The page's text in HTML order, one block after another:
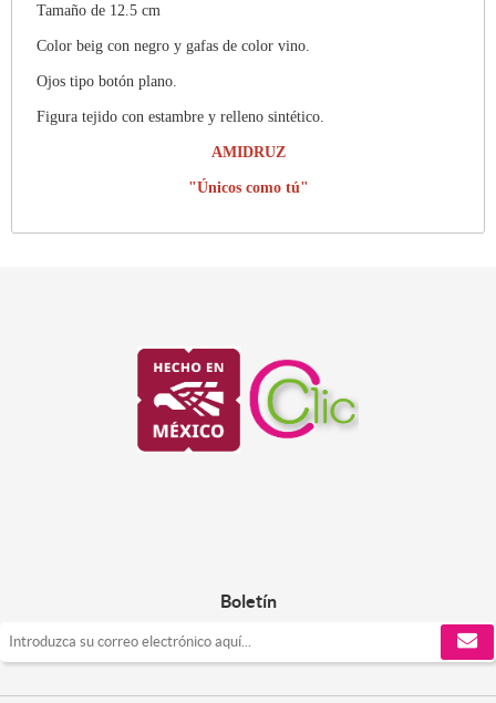
Tamaño de 12.5 cm
Color beig con negro y gafas de color vino.
Ojos tipo botón plano.
Figura tejido con estambre y relleno sintético.
AMIDRUZ
"Únicos como tú"
Boletín